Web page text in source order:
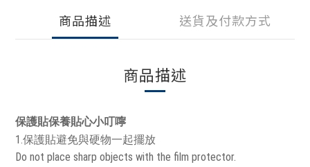
商品描述 送貨及付款方式
商品描述
保護貼保養貼心小叮嚀
1.保護貼避免與硬物一起擺放
Do not place sharp objects with the film protector.